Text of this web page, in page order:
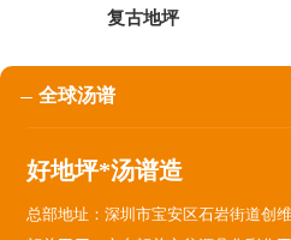
复古地坪
全球汤谱
好地坪*汤谱造
总部地址：深圳市宝安区石岩街道创